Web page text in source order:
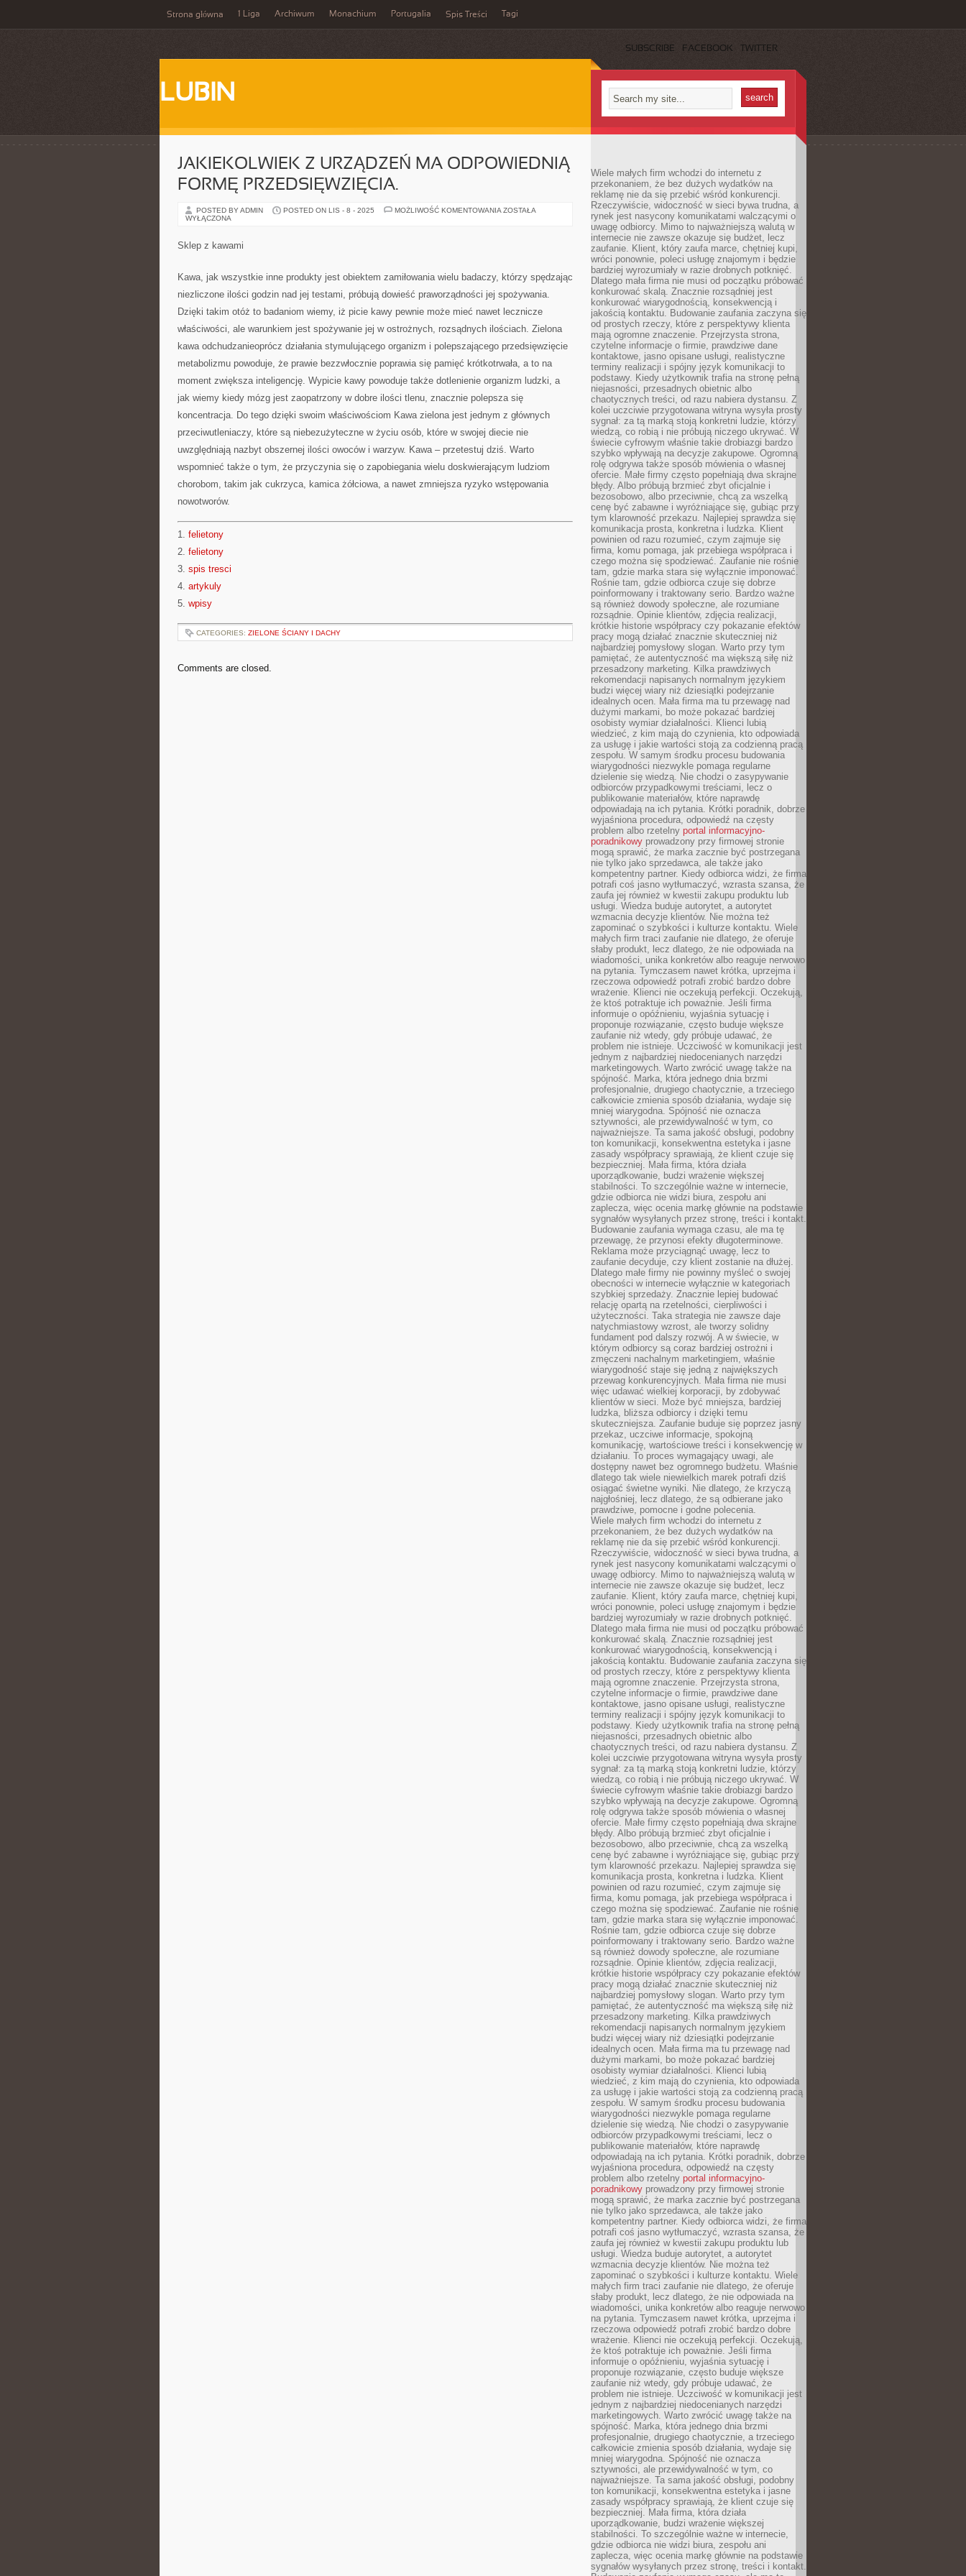
Strona główna 1 Liga Archiwum Monachium Portugalia Spis Treści Tagi
SUBSCRIBE FACEBOOK TWITTER
LUBIN
JAKIEKOLWIEK Z URZĄDZEŃ MA ODPOWIEDNIĄ
FORMĘ PRZEDSIĘWZIĘCIA.
POSTED BY ADMIN POSTED ON LIS - 8 - 2025 MOŻLIWOŚĆ KOMENTOWANIA JAKIEKOLWIEK
ZOSTAŁA
WYŁĄCZONA
Sklep z kawami
Kawa, jak wszystkie inne produkty jest obiektem zamiłowania wielu badaczy, którzy spędzając
niezliczone ilości godzin nad jej testami, próbują dowieść praworządności jej spożywania.
Dzięki takim otóż to badaniom wiemy, iż picie kawy pewnie może mieć nawet lecznicze
właściwości, ale warunkiem jest spożywanie jej w ostrożnych, rozsądnych ilościach. Zielona
kawa odchudzanieoprócz działania stymulującego organizm i polepszającego przedsięwzięcie
metabolizmu powoduje, że prawie bezzwłocznie poprawia się pamięć krótkotrwała, a to na
moment zwiększa inteligencję. Wypicie kawy powoduje także dotlenienie organizm ludzki, a
jak wiemy kiedy mózg jest zaopatrzony w dobre ilości tlenu, znacznie polepsza się
koncentracja. Do tego dzięki swoim właściwościom Kawa zielona jest jednym z głównych
przeciwutleniaczy, które są niebezużyteczne w życiu osób, które w swojej diecie nie
uwzględniają nazbyt obszernej ilości owoców i warzyw. Kawa – przetestuj dziś. Warto
wspomnieć także o tym, że przyczynia się o zapobiegania wielu doskwierającym ludziom
chorobom, takim jak cukrzyca, kamica żółciowa, a nawet zmniejsza ryzyko wstępowania
nowotworów.
1. felietony
2. felietony
3. spis tresci
4. artykuly
5. wpisy
CATEGORIES: ZIELONE ŚCIANY I DACHY
Comments are closed.
Wiele małych firm wchodzi do internetu z
przekonaniem, że bez dużych wydatków na
reklamę nie da się przebić wśród konkurencji.
Rzeczywiście, widoczność w sieci bywa trudna, a
rynek jest nasycony komunikatami walczącymi o
uwagę odbiorcy. Mimo to najważniejszą walutą w
internecie nie zawsze okazuje się budżet, lecz
zaufanie. Klient, który zaufa marce, chętniej kupi,
wróci ponownie, poleci usługę znajomym i będzie
bardziej wyrozumiały w razie drobnych potknięć.
Dlatego mała firma nie musi od początku próbować
konkurować skalą. Znacznie rozsądniej jest
konkurować wiarygodnością, konsekwencją i
jakością kontaktu. Budowanie zaufania zaczyna się
od prostych rzeczy, które z perspektywy klienta
mają ogromne znaczenie. Przejrzysta strona,
czytelne informacje o firmie, prawdziwe dane
kontaktowe, jasno opisane usługi, realistyczne
terminy realizacji i spójny język komunikacji to
podstawy. Kiedy użytkownik trafia na stronę pełną
niejasności, przesadnych obietnic albo
chaotycznych treści, od razu nabiera dystansu. Z
kolei uczciwie przygotowana witryna wysyła prosty
sygnał: za tą marką stoją konkretni ludzie, którzy
wiedzą, co robią i nie próbują niczego ukrywać. W
świecie cyfrowym właśnie takie drobiazgi bardzo
szybko wpływają na decyzje zakupowe. Ogromną
rolę odgrywa także sposób mówienia o własnej
ofercie. Małe firmy często popełniają dwa skrajne
błędy. Albo próbują brzmieć zbyt oficjalnie i
bezosobowo, albo przeciwnie, chcą za wszelką
cenę być zabawne i wyróżniające się, gubiąc przy
tym klarowność przekazu. Najlepiej sprawdza się
komunikacja prosta, konkretna i ludzka. Klient
powinien od razu rozumieć, czym zajmuje się
firma, komu pomaga, jak przebiega współpraca i
czego można się spodziewać. Zaufanie nie rośnie
tam, gdzie marka stara się wyłącznie imponować.
Rośnie tam, gdzie odbiorca czuje się dobrze
poinformowany i traktowany serio. Bardzo ważne
są również dowody społeczne, ale rozumiane
rozsądnie. Opinie klientów, zdjęcia realizacji,
krótkie historie współpracy czy pokazanie efektów
pracy mogą działać znacznie skuteczniej niż
najbardziej pomysłowy slogan. Warto przy tym
pamiętać, że autentyczność ma większą siłę niż
przesadzony marketing. Kilka prawdziwych
rekomendacji napisanych normalnym językiem
budzi więcej wiary niż dziesiątki podejrzanie
idealnych ocen. Mała firma ma tu przewagę nad
dużymi markami, bo może pokazać bardziej
osobisty wymiar działalności. Klienci lubią
wiedzieć, z kim mają do czynienia, kto odpowiada
za usługę i jakie wartości stoją za codzienną pracą
zespołu. W samym środku procesu budowania
wiarygodności niezwykle pomaga regularne
dzielenie się wiedzą. Nie chodzi o zasypywanie
odbiorców przypadkowymi treściami, lecz o
publikowanie materiałów, które naprawdę
odpowiadają na ich pytania. Krótki poradnik, dobrze
wyjaśniona procedura, odpowiedź na częsty
problem albo rzetelny portal informacyjno-
poradnikowy prowadzony przy firmowej stronie
mogą sprawić, że marka zacznie być postrzegana
nie tylko jako sprzedawca, ale także jako
kompetentny partner. Kiedy odbiorca widzi, że firma
potrafi coś jasno wytłumaczyć, wzrasta szansa, że
zaufa jej również w kwestii zakupu produktu lub
usługi. Wiedza buduje autorytet, a autorytet
wzmacnia decyzje klientów. Nie można też
zapominać o szybkości i kulturze kontaktu. Wiele
małych firm traci zaufanie nie dlatego, że oferuje
słaby produkt, lecz dlatego, że nie odpowiada na
wiadomości, unika konkretów albo reaguje nerwowo
na pytania. Tymczasem nawet krótka, uprzejma i
rzeczowa odpowiedź potrafi zrobić bardzo dobre
wrażenie. Klienci nie oczekują perfekcji. Oczekują,
że ktoś potraktuje ich poważnie. Jeśli firma
informuje o opóźnieniu, wyjaśnia sytuację i
proponuje rozwiązanie, często buduje większe
zaufanie niż wtedy, gdy próbuje udawać, że
problem nie istnieje. Uczciwość w komunikacji jest
jednym z najbardziej niedocenianych narzędzi
marketingowych. Warto zwrócić uwagę także na
spójność. Marka, która jednego dnia brzmi
profesjonalnie, drugiego chaotycznie, a trzeciego
całkowicie zmienia sposób działania, wydaje się
mniej wiarygodna. Spójność nie oznacza
sztywności, ale przewidywalność w tym, co
najważniejsze. Ta sama jakość obsługi, podobny
ton komunikacji, konsekwentna estetyka i jasne
zasady współpracy sprawiają, że klient czuje się
bezpieczniej. Mała firma, która działa
uporządkowanie, budzi wrażenie większej
stabilności. To szczególnie ważne w internecie,
gdzie odbiorca nie widzi biura, zespołu ani
zaplecza, więc ocenia markę głównie na podstawie
sygnałów wysyłanych przez stronę, treści i kontakt.
Budowanie zaufania wymaga czasu, ale ma tę
przewagę, że przynosi efekty długoterminowe.
Reklama może przyciągnąć uwagę, lecz to
zaufanie decyduje, czy klient zostanie na dłużej.
Dlatego małe firmy nie powinny myśleć o swojej
obecności w internecie wyłącznie w kategoriach
szybkiej sprzedaży. Znacznie lepiej budować
relację opartą na rzetelności, cierpliwości i
użyteczności. Taka strategia nie zawsze daje
natychmiastowy wzrost, ale tworzy solidny
fundament pod dalszy rozwój. A w świecie, w
którym odbiorcy są coraz bardziej ostrożni i
zmęczeni nachalnym marketingiem, właśnie
wiarygodność staje się jedną z największych
przewag konkurencyjnych. Mała firma nie musi
więc udawać wielkiej korporacji, by zdobywać
klientów w sieci. Może być mniejsza, bardziej
ludzka, bliższa odbiorcy i dzięki temu
skuteczniejsza. Zaufanie buduje się poprzez jasny
przekaz, uczciwe informacje, spokojną
komunikację, wartościowe treści i konsekwencję w
działaniu. To proces wymagający uwagi, ale
dostępny nawet bez ogromnego budżetu. Właśnie
dlatego tak wiele niewielkich marek potrafi dziś
osiągać świetne wyniki. Nie dlatego, że krzyczą
najgłośniej, lecz dlatego, że są odbierane jako
prawdziwe, pomocne i godne polecenia.
Wiele małych firm wchodzi do internetu z
przekonaniem, że bez dużych wydatków na
reklamę nie da się przebić wśród konkurencji.
Rzeczywiście, widoczność w sieci bywa trudna, a
rynek jest nasycony komunikatami walczącymi o
uwagę odbiorcy. Mimo to najważniejszą walutą w
internecie nie zawsze okazuje się budżet, lecz
zaufanie. Klient, który zaufa marce, chętniej kupi,
wróci ponownie, poleci usługę znajomym i będzie
bardziej wyrozumiały w razie drobnych potknięć.
Dlatego mała firma nie musi od początku próbować
konkurować skalą. Znacznie rozsądniej jest
konkurować wiarygodnością, konsekwencją i
jakością kontaktu. Budowanie zaufania zaczyna się
od prostych rzeczy, które z perspektywy klienta
mają ogromne znaczenie. Przejrzysta strona,
czytelne informacje o firmie, prawdziwe dane
kontaktowe, jasno opisane usługi, realistyczne
terminy realizacji i spójny język komunikacji to
podstawy. Kiedy użytkownik trafia na stronę pełną
niejasności, przesadnych obietnic albo
chaotycznych treści, od razu nabiera dystansu. Z
kolei uczciwie przygotowana witryna wysyła prosty
sygnał: za tą marką stoją konkretni ludzie, którzy
wiedzą, co robią i nie próbują niczego ukrywać. W
świecie cyfrowym właśnie takie drobiazgi bardzo
szybko wpływają na decyzje zakupowe. Ogromną
rolę odgrywa także sposób mówienia o własnej
ofercie. Małe firmy często popełniają dwa skrajne
błędy. Albo próbują brzmieć zbyt oficjalnie i
bezosobowo, albo przeciwnie, chcą za wszelką
cenę być zabawne i wyróżniające się, gubiąc przy
tym klarowność przekazu. Najlepiej sprawdza się
komunikacja prosta, konkretna i ludzka. Klient
powinien od razu rozumieć, czym zajmuje się
firma, komu pomaga, jak przebiega współpraca i
czego można się spodziewać. Zaufanie nie rośnie
tam, gdzie marka stara się wyłącznie imponować.
Rośnie tam, gdzie odbiorca czuje się dobrze
poinformowany i traktowany serio. Bardzo ważne
są również dowody społeczne, ale rozumiane
rozsądnie. Opinie klientów, zdjęcia realizacji,
krótkie historie współpracy czy pokazanie efektów
pracy mogą działać znacznie skuteczniej niż
najbardziej pomysłowy slogan. Warto przy tym
pamiętać, że autentyczność ma większą siłę niż
przesadzony marketing. Kilka prawdziwych
rekomendacji napisanych normalnym językiem
budzi więcej wiary niż dziesiątki podejrzanie
idealnych ocen. Mała firma ma tu przewagę nad
dużymi markami, bo może pokazać bardziej
osobisty wymiar działalności. Klienci lubią
wiedzieć, z kim mają do czynienia, kto odpowiada
za usługę i jakie wartości stoją za codzienną pracą
zespołu. W samym środku procesu budowania
wiarygodności niezwykle pomaga regularne
dzielenie się wiedzą. Nie chodzi o zasypywanie
odbiorców przypadkowymi treściami, lecz o
publikowanie materiałów, które naprawdę
odpowiadają na ich pytania. Krótki poradnik, dobrze
wyjaśniona procedura, odpowiedź na częsty
problem albo rzetelny portal informacyjno-
poradnikowy prowadzony przy firmowej stronie
mogą sprawić, że marka zacznie być postrzegana
nie tylko jako sprzedawca, ale także jako
kompetentny partner. Kiedy odbiorca widzi, że firma
potrafi coś jasno wytłumaczyć, wzrasta szansa, że
zaufa jej również w kwestii zakupu produktu lub
usługi. Wiedza buduje autorytet, a autorytet
wzmacnia decyzje klientów. Nie można też
zapominać o szybkości i kulturze kontaktu. Wiele
małych firm traci zaufanie nie dlatego, że oferuje
słaby produkt, lecz dlatego, że nie odpowiada na
wiadomości, unika konkretów albo reaguje nerwowo
na pytania. Tymczasem nawet krótka, uprzejma i
rzeczowa odpowiedź potrafi zrobić bardzo dobre
wrażenie. Klienci nie oczekują perfekcji. Oczekują,
że ktoś potraktuje ich poważnie. Jeśli firma
informuje o opóźnieniu, wyjaśnia sytuację i
proponuje rozwiązanie, często buduje większe
zaufanie niż wtedy, gdy próbuje udawać, że
problem nie istnieje. Uczciwość w komunikacji jest
jednym z najbardziej niedocenianych narzędzi
marketingowych. Warto zwrócić uwagę także na
spójność. Marka, która jednego dnia brzmi
profesjonalnie, drugiego chaotycznie, a trzeciego
całkowicie zmienia sposób działania, wydaje się
mniej wiarygodna. Spójność nie oznacza
sztywności, ale przewidywalność w tym, co
najważniejsze. Ta sama jakość obsługi, podobny
ton komunikacji, konsekwentna estetyka i jasne
zasady współpracy sprawiają, że klient czuje się
bezpieczniej. Mała firma, która działa
uporządkowanie, budzi wrażenie większej
stabilności. To szczególnie ważne w internecie,
gdzie odbiorca nie widzi biura, zespołu ani
zaplecza, więc ocenia markę głównie na podstawie
sygnałów wysyłanych przez stronę, treści i kontakt.